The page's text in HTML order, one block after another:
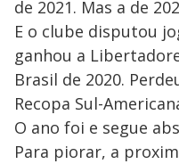
de 2021. Mas a de
E o clube disputou
ganhou a
Brasil de 2020.
Recopa Sul-
O ano foi e segue
Para piorar, a